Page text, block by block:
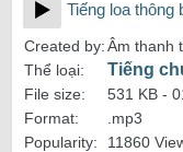
Tiếng loa
Created by:Âm thanh
Thể loại:
Tiếng
File size: 531 KB -
Format:
.mp3
Popularity:
11860